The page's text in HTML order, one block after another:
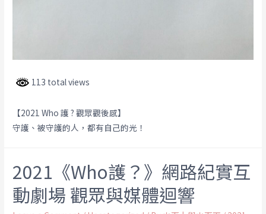
113 total views
【2021 Who 護 ? 觀眾觀後感】
守護、被守護的人，都有自己的光！
2021《Who護？》網路紀實互
動劇場 觀眾與媒體迴響